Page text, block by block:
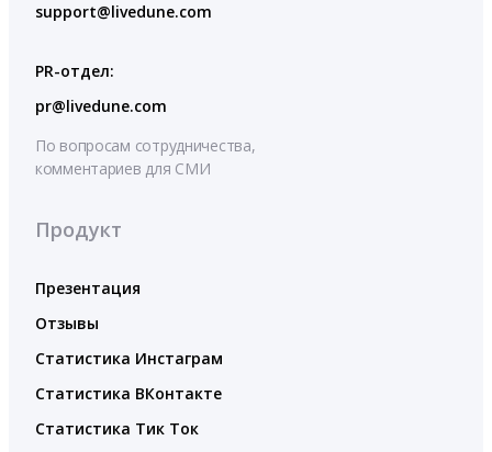
support@livedune.com
PR-отдел:
pr@livedune.com
По вопросам сотрудничества,
комментариев для СМИ
Продукт
Презентация
Отзывы
Статистика Инстаграм
Статистика ВКонтакте
Статистика Тик Ток